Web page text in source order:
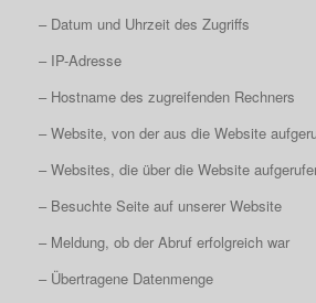
– Datum und Uhrzeit des Zugriffs
– IP-Adresse
– Hostname des zugreifenden Rechners
– Website, von der aus die Website
– Websites, die über die Website
– Besuchte Seite auf unserer Website
– Meldung, ob der Abruf erfolgreich war
– Übertragene Datenmenge